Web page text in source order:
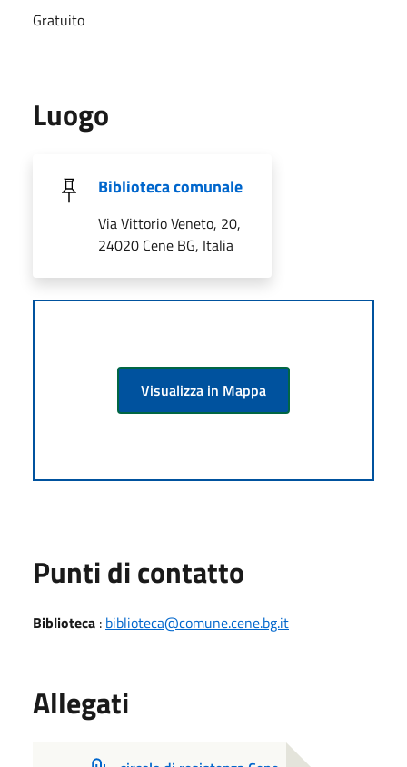
Gratuito
Luogo
Biblioteca comunale
Via Vittorio Veneto, 20,
24020 Cene BG, Italia
Visualizza in Mappa
Punti di contatto
Biblioteca : biblioteca@comune.cene.bg.it
Allegati